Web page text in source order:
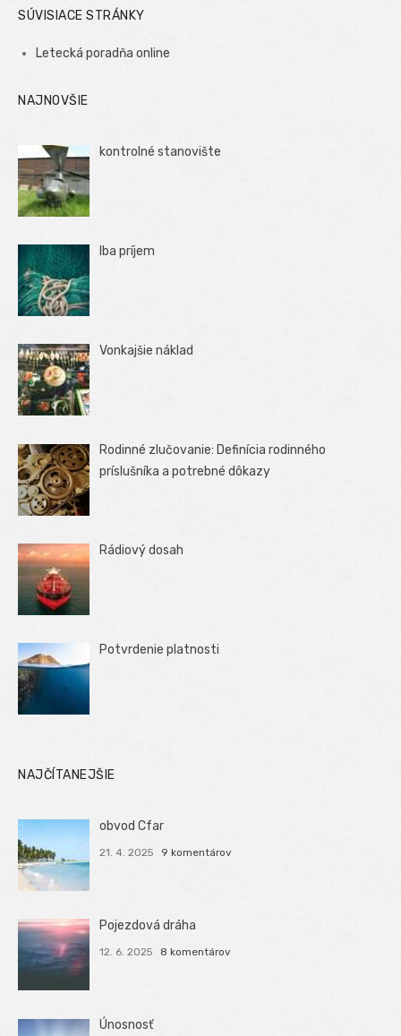
SÚVISIACE STRÁNKY
Letecká poradňa online
NAJNOVŠIE
kontrolné stanovište
Iba príjem
Vonkajšie náklad
Rodinné zlučovanie: Definícia rodinného
príslušníka a potrebné dôkazy
Rádiový dosah
Potvrdenie platnosti
NAJČÍTANEJŠIE
obvod Cfar
21. 4. 2025 9 komentárov
Pojezdová dráha
12. 6. 2025 8 komentárov
Únosnosť